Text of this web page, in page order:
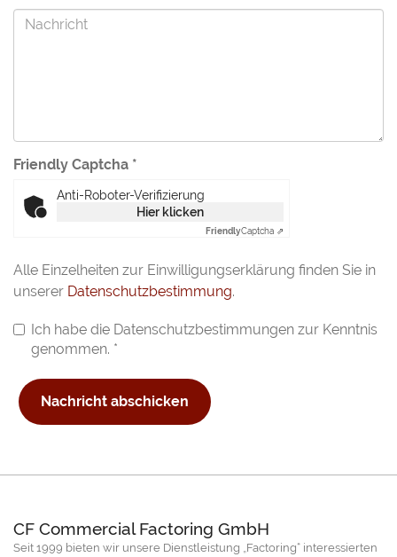
Friendly Captcha *
Anti-Roboter-Verifizierung
Hier klicken
FriendlyCaptcha ⇗
Alle Einzelheiten zur Einwilligungserklärung finden Sie in
unserer Datenschutzbestimmung.
Ich habe die Datenschutzbestimmungen zur Kenntnis
genommen. *
Nachricht abschicken
CF Commercial Factoring GmbH
Seit 1999 bieten wir unsere Dienstleistung „Factoring“ interessierten